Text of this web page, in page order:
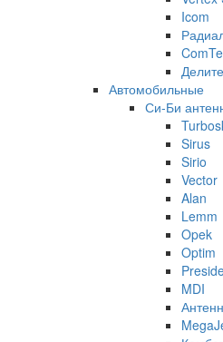
Icom
Автомобильные
Си-Би
Sirus
Sirio
Vector
Alan
Lemm
Opek
Optim
MDI